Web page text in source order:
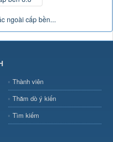
ngoài cấp bền...
Thành viên
Thăm dò ý kiến
Tìm kiếm